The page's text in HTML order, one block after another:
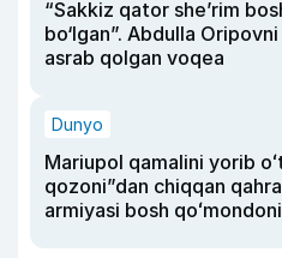
“Sakkiz qator she’rim
bo‘lgan”. Abdulla
asrab qolgan voqea
Dunyo
Mariupol qamalini yorib
qozoni”dan chiqqan
armiyasi bosh